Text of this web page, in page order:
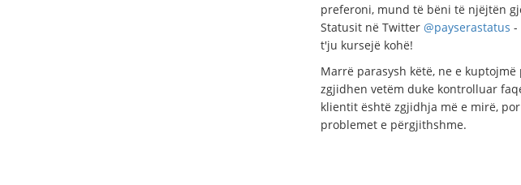
preferoni, mund të bëni të njëjtën
Statusit në Twitter @payserastatus -
t'ju kursejë kohë!
Marrë parasysh këtë, ne e
zgjidhen vetëm duke kontrolluar
klientit është zgjidhja më e mirë,
problemet e përgjithshme.